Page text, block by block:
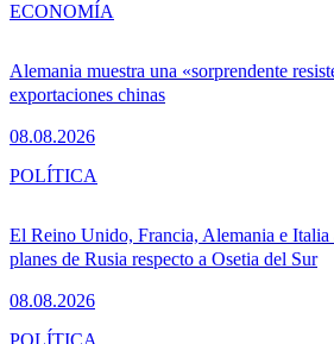
Alemania muestra una «sorprendente
exportaciones chinas
08.08.2026
ECONOMÍA
El Reino Unido, Francia, Alemania e Italia
planes de Rusia respecto a Osetia del Sur
08.08.2026
POLÍTICA